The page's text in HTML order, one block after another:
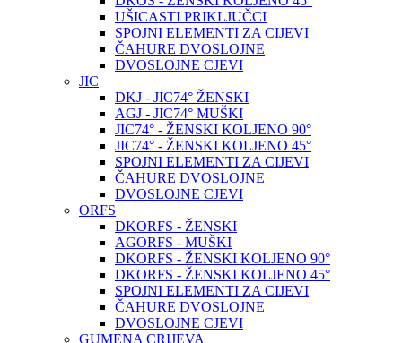
UŠICASTI PRIKLJUČCI
SPOJNI ELEMENTI ZA CIJEVI
ČAHURE DVOSLOJNE
DVOSLOJNE CJEVI
JIC
DKJ - JIC74° ŽENSKI
AGJ - JIC74° MUŠKI
JIC74° - ŽENSKI KOLJENO 90°
JIC74° - ŽENSKI KOLJENO 45°
SPOJNI ELEMENTI ZA CIJEVI
ČAHURE DVOSLOJNE
DVOSLOJNE CJEVI
ORFS
DKORFS - ŽENSKI
AGORFS - MUŠKI
DKORFS - ŽENSKI KOLJENO 90°
DKORFS - ŽENSKI KOLJENO 45°
SPOJNI ELEMENTI ZA CIJEVI
ČAHURE DVOSLOJNE
DVOSLOJNE CJEVI
GUMENA CRIJEVA